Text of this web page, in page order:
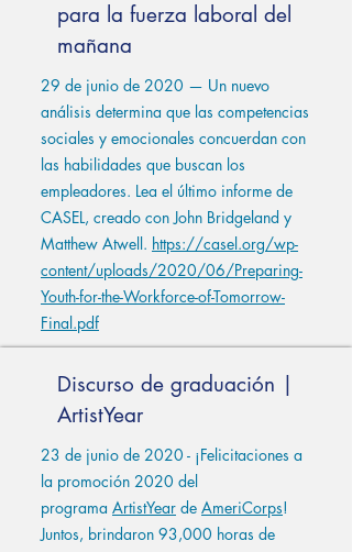
para la fuerza laboral del
mañana
29 de junio de 2020 — Un nuevo
análisis determina que las competencias
sociales y emocionales concuerdan con
las habilidades que buscan los
empleadores. Lea el último informe de
CASEL, creado con John Bridgeland y
Matthew Atwell. https://casel.org/wp-
content/uploads/2020/06/Preparing-
Youth-for-the-Workforce-of-Tomorrow-
Final.pdf
Discurso de graduación |
ArtistYear
23 de junio de 2020 - ¡Felicitaciones a
la promoción 2020 del
programa ArtistYear de AmeriCorps!
Juntos, brindaron 93,000 horas de